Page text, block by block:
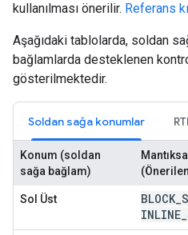
kullanılması önerilir. Referans
Aşağıdaki tablolarda, soldan
bağlamlarda desteklenen
gösterilmektedir.
Soldan sağa konumlar
Konum (soldan
sağa bağlam)
Sol Üst BLOCK
INLINE